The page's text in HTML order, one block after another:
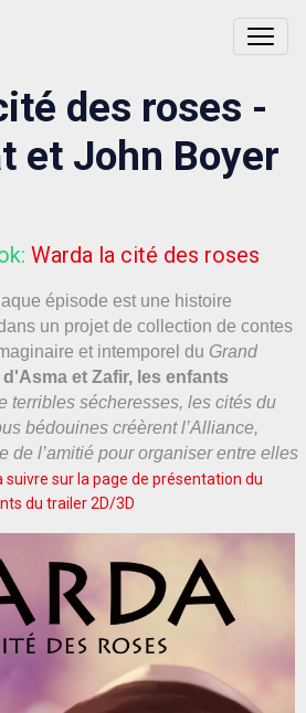
des roses -
et John Boyer
Warda la cité des roses
épisode est une histoire
un projet de collection de contes
et intemporel du Grand
et Zafir, les enfants
terribles sécheresses, les cités du
bédouines créèrent l’Alliance,
de l’amitié pour organiser entre elles
suivre sur la page de présentation du
du trailer 2D/3D